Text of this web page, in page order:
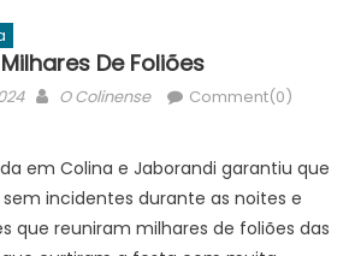
De Foliões
Author
O Colinense Comment(0)
em Colina e Jaborandi garantiu que
incidentes durante as noites e
que reuniram milhares de foliões das